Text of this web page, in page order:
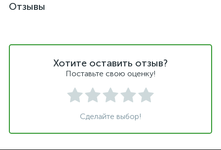
Отзывы
Хотите оставить отзыв?
Поставьте свою оценку!
Сделайте выбор!